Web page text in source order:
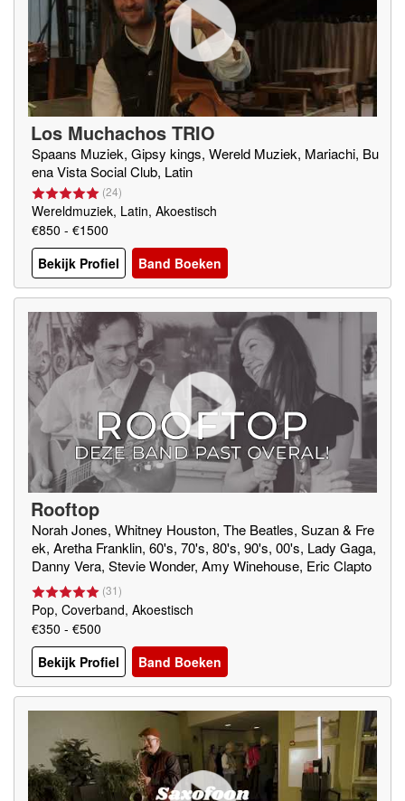
Los Muchachos TRIO
Spaans Muziek, Gipsy kings, Wereld Muziek, Mariachi, Bu
ena Vista Social Club, Latin
(24)
Wereldmuziek, Latin, Akoestisch
€850 - €1500
Bekijk Profiel
Band Boeken
Rooftop
Norah Jones, Whitney Houston, The Beatles, Suzan & Fre
ek, Aretha Franklin, 60's, 70's, 80's, 90's, 00's, Lady Gaga,
Danny Vera, Stevie Wonder, Amy Winehouse, Eric Clapto
n, Jason Mraz, Marvin Gaye, Elvis Presley, Queen, Georg
e Ezra
(31)
Pop, Coverband, Akoestisch
€350 - €500
Bekijk Profiel
Band Boeken